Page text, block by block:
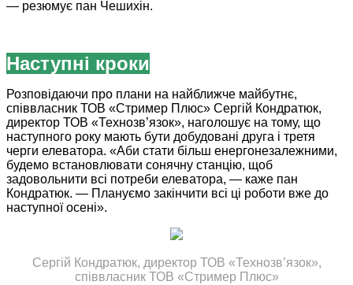
— резюмує пан Чешихін.
Наступні кроки
Розповідаючи про плани на найближче майбутнє,
співвласник ТОВ «Стример Плюс» Сергій Кондратюк,
директор ТОВ «Технозв’язок», наголошує на тому, що
наступного року мають бути добудовані друга і третя
черги елеватора. «Аби стати більш енергонезалежними,
будемо встановлювати сонячну станцію, щоб
задовольнити всі потреби елеватора, — каже пан
Кондратюк. — Плануємо закінчити всі ці роботи вже до
наступної осені».
Сергій Кондратюк, директор ТОВ «Технозв’язок»,
співвласник ТОВ «Стример Плюс»